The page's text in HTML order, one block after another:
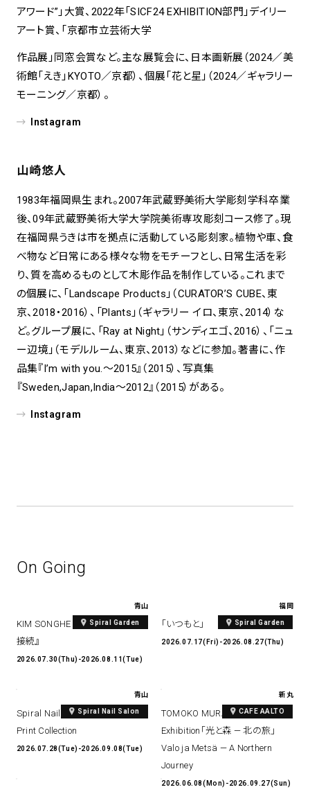
アワード”」大賞、2022年「SICF24 EXHIBITION部門」デイリー
アート賞、「京都市立芸術大学
作品展」同窓会賞など。主な展覧会に、日本画新展（2024／美
術館「えき」KYOTO／京都）、個展「花と星」（2024／ギャラリー
モーニング／京都）。
Instagram
山崎悠人
1983年福岡県生まれ。2007年武蔵野美術大学彫刻学科卒業
後、09年武蔵野美術大学大学院美術専攻彫刻コース修了。現
在福岡県うきは市を拠点に活動している彫刻家。植物や車、食
べ物など日常にある様々な物をモチーフとし、日常生活を彩
り、質を高めるものとして木彫作品を制作している。これまで
の個展に、「Landscape Products」（CURATOR’S CUBE、東
京、2018・2016）、「Plants」（ギャラリー イロ、東京、2014）な
ど。グループ展に、「Ray at Night」（サンディエゴ、2016）、「ニュ
ー辺境」（モデルルーム、東京、2013）などに参加。著書に、作
品集『I’m with you.〜2015』（2015）、写真集
『Sweden,Japan,India〜2012』（2015）がある。
Instagram
On Going
青山
Spiral Garden
KIM SONGHE EXHIBITION 『愛と
接続』
2026.07.30(Thu)-2026.08.11(Tue)
福岡
Spiral Garden
「いつもと」
2026.07.17(Fri)-2026.08.27(Thu)
青山
Spiral Nail Salon
Spiral Nail Salon Art #14 Spiral
Print Collection
2026.07.28(Tue)-2026.09.08(Tue)
新丸
CAFE AALTO
TOMOKO MURATA Solo
Exhibition「光と森 — 北の旅」
Valo ja Metsä — A Northern
Journey
2026.06.08(Mon)-2026.09.27(Sun)